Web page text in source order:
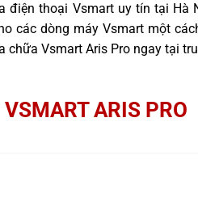
thoại Vsmart uy tín tại Hà
các dòng máy Vsmart một
Vsmart Aris Pro ngay tại
ARIS PRO